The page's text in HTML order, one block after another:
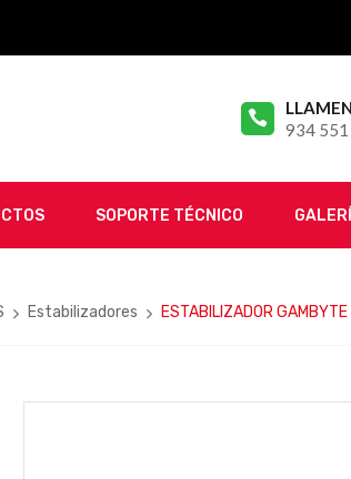
934
SOPORTE TÉCNICO
Estabilizadores ESTABILIZADOR